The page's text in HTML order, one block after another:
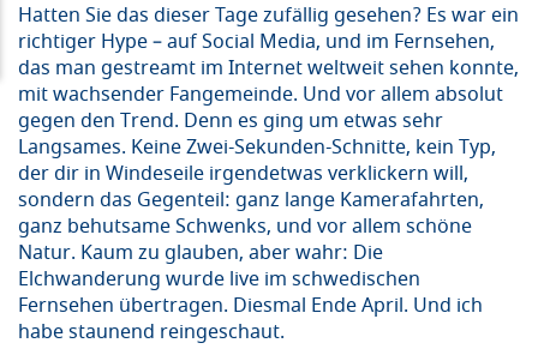
Hatten Sie das dieser Tage zufällig gesehen? Es war ein
richtiger Hype – auf Social Media, und im Fernsehen,
das man gestreamt im Internet weltweit sehen konnte,
mit wachsender Fangemeinde. Und vor allem absolut
gegen den Trend. Denn es ging um etwas sehr
Langsames. Keine Zwei-Sekunden-Schnitte, kein Typ,
der dir in Windeseile irgendetwas verklickern will,
sondern das Gegenteil: ganz lange Kamerafahrten,
ganz behutsame Schwenks, und vor allem schöne
Natur. Kaum zu glauben, aber wahr: Die
Elchwanderung wurde live im schwedischen
Fernsehen übertragen. Diesmal Ende April. Und ich
habe staunend reingeschaut.